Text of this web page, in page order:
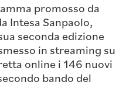
promosso da
Intesa Sanpaolo,
seconda edizione
in streaming su
online i 146 nuovi
bando del